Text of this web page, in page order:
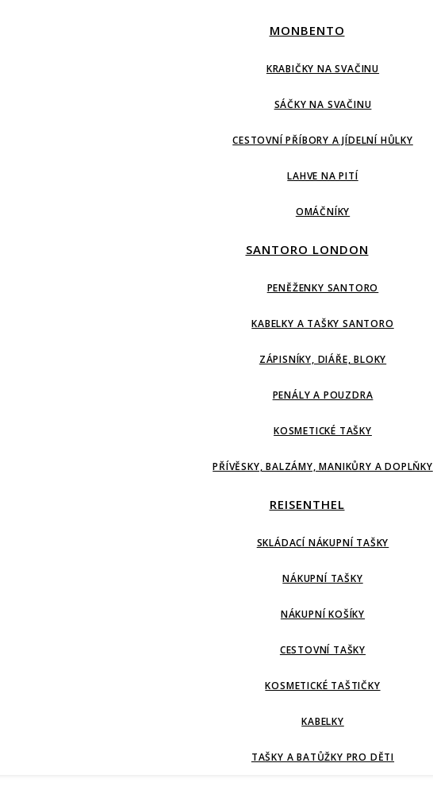
MONBENTO
KRABIČKY NA SVAČINU
SÁČKY NA SVAČINU
CESTOVNÍ PŘÍBORY A JÍDELNÍ HŮLKY
LAHVE NA PITÍ
OMÁČNÍKY
SANTORO LONDON
PENĚŽENKY SANTORO
KABELKY A TAŠKY SANTORO
ZÁPISNÍKY, DIÁŘE, BLOKY
PENÁLY A POUZDRA
KOSMETICKÉ TAŠKY
PŘÍVĚSKY, BALZÁMY, MANIKŮRY A DOPLŇKY
REISENTHEL
SKLÁDACÍ NÁKUPNÍ TAŠKY
NÁKUPNÍ TAŠKY
NÁKUPNÍ KOŠÍKY
CESTOVNÍ TAŠKY
KOSMETICKÉ TAŠTIČKY
KABELKY
TAŠKY A BATŮŽKY PRO DĚTI